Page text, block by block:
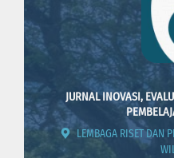
JURNAL INOVASI,
LEMBAGA RISET DAN